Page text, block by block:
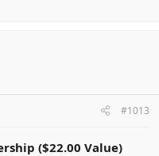
#1013
($22.00 Value)